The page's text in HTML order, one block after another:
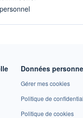
Données
Gérer mes cookies
Politique de
Politique de cookies